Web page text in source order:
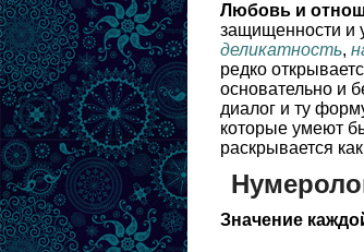
Любовь и
защищенности и
деликатность,
редко
основательно и
диалог и ту
которые умеют
раскрывается
Значение